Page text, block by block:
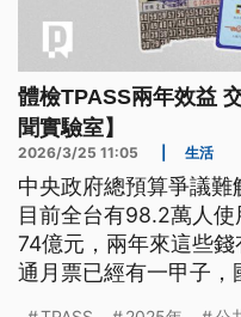
體檢TPASS兩年效益
聞實驗室】
2026/3/25 11:05 生活
中央政府總預算爭議難
目前全台有98.2萬人
74億元，兩年來這些
通月票已經有一甲子，